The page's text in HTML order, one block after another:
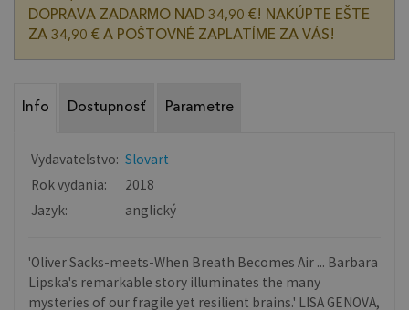
DOPRAVA ZADARMO NAD 34,90 €! NAKÚPTE EŠTE
ZA 34,90 € A POŠTOVNÉ ZAPLATÍME ZA VÁS!
Info Dostupnosť Parametre
Vydavateľstvo: Slovart
Rok vydania:
2018
Jazyk:
anglický
'Oliver Sacks-meets-When Breath Becomes Air ... Barbara
Lipska's remarkable story illuminates the many
mysteries of our fragile yet resilient brains.' LISA GENOVA,